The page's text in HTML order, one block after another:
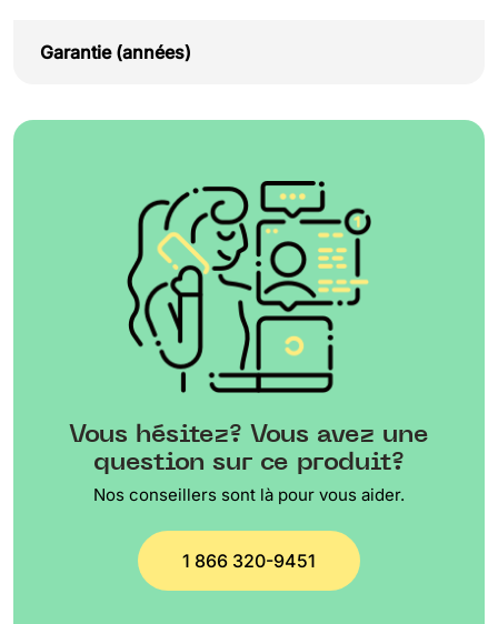
Garantie (années)
Vous hésitez? Vous avez une
question sur ce produit?
Nos conseillers sont là pour vous aider.
1 866 320-9451